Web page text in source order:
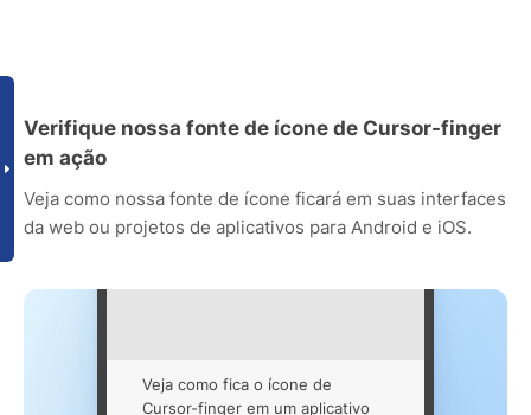
Verifique nossa fonte de ícone de Cursor-finger
em ação
Veja como nossa fonte de ícone ficará em suas interfaces
da web ou projetos de aplicativos para Android e iOS.
Veja como fica o ícone de
Cursor-finger em um aplicativo